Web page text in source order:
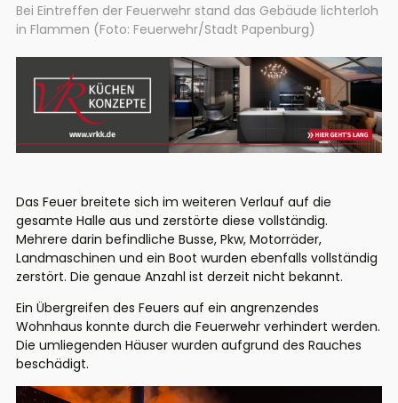
Bei Eintreffen der Feuerwehr stand das Gebäude lichterloh
in Flammen (Foto: Feuerwehr/Stadt Papenburg)
Das Feuer breitete sich im weiteren Verlauf auf die
gesamte Halle aus und zerstörte diese vollständig.
Mehrere darin befindliche Busse, Pkw, Motorräder,
Landmaschinen und ein Boot wurden ebenfalls vollständig
zerstört. Die genaue Anzahl ist derzeit nicht bekannt.
Ein Übergreifen des Feuers auf ein angrenzendes
Wohnhaus konnte durch die Feuerwehr verhindert werden.
Die umliegenden Häuser wurden aufgrund des Rauches
beschädigt.